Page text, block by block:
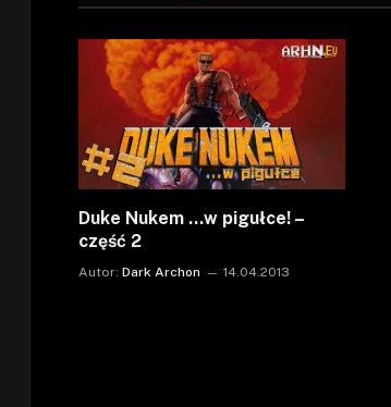
Duke Nukem …w pigułce! –
część 2
Autor: Dark Archon 14.04.2013